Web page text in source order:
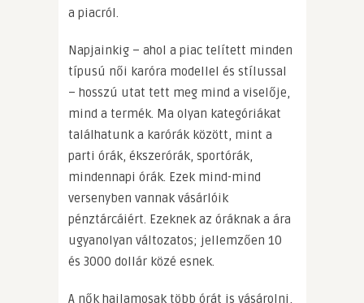
a piacról.
Napjainkig – ahol a piac telített minden
típusú női karóra modellel és stílussal
– hosszú utat tett meg mind a viselője,
mind a termék. Ma olyan kategóriákat
találhatunk a karórák között, mint a
parti órák, ékszerórák, sportórák,
mindennapi órák. Ezek mind-mind
versenyben vannak vásárlóik
pénztárcáiért. Ezeknek az óráknak a ára
ugyanolyan változatos; jellemzően 10
és 3000 dollár közé esnek.
A nők hajlamosak több órát is vásárolni,